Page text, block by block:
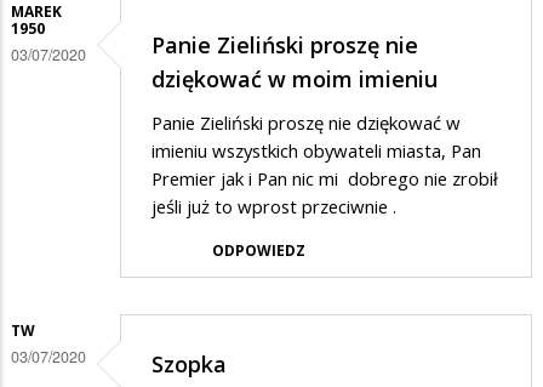
MAREK
1950
03/07/2020
Panie Zieliński proszę nie
dziękować w moim imieniu
Panie Zieliński proszę nie dziękować w
imieniu wszystkich obywateli miasta, Pan
Premier jak i Pan nic mi dobrego nie zrobił
jeśli już to wprost przeciwnie .
ODPOWIEDZ
TW
03/07/2020 Szopka